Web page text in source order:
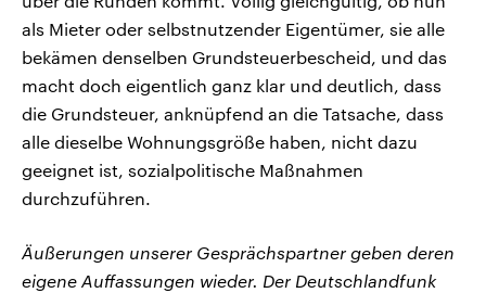
als Mieter oder selbstnutzender Eigentümer, sie alle
bekämen denselben Grundsteuerbescheid, und das
macht doch eigentlich ganz klar und deutlich, dass
die Grundsteuer, anknüpfend an die Tatsache, dass
alle dieselbe Wohnungsgröße haben, nicht dazu
geeignet ist, sozialpolitische Maßnahmen
durchzuführen.
Äußerungen unserer Gesprächspartner geben deren
eigene Auffassungen wieder. Der Deutschlandfunk